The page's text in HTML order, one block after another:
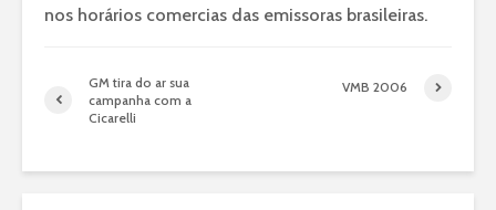
nos horários comercias das emissoras brasileiras.
GM tira do ar sua
campanha com a
Cicarelli
VMB 2006